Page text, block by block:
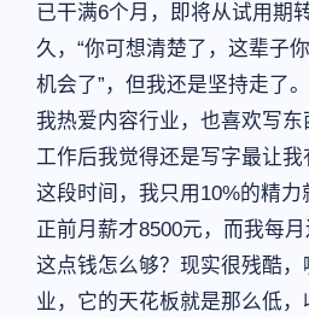
已干满6个月，即将从试用期
久，“你可想清楚了，这辈子
机会了”，但我还是坚持走了。
我热爱内容行业，也喜欢写
工作后我觉得还是写字最让
这段时间，我只用10%的精
正前月薪才8500元，而我每月
这点钱怎么够？现实很残酷
业，它的天花板就是那么低，